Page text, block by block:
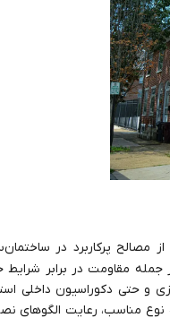
مصالح پرکاربرد در
مقاومت در برابر شرایط
و حتی دکوراسیون داخلی
نوع مناسب، رعایت الگوهای